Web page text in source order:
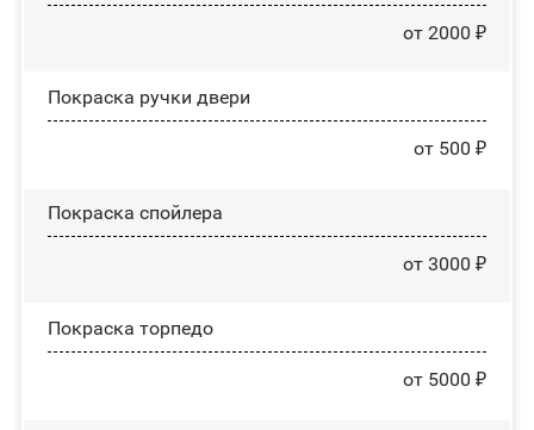
от 2000 ₽
Покраска ручки двери
от 500 ₽
Покраска спойлера
от 3000 ₽
Покраска торпедо
от 5000 ₽